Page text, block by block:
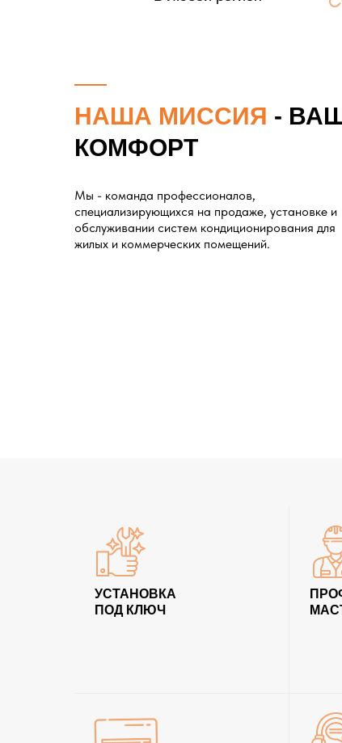
НАША МИССИЯ -
КОМФОРТ
Мы - команда профессионалов,
специализирующихся на продаже, установке и
обслуживании систем кондиционирования для
жилых и коммерческих помещений.
УСТАНОВКА
ПОД КЛЮЧ